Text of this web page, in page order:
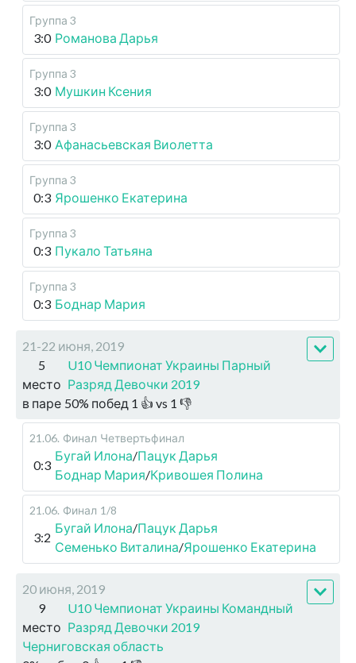
Группа 3
3:0 Романова Дарья
Группа 3
3:0 Мушкин Ксения
Группа 3
3:0 Афанасьевская Виолетта
Группа 3
0:3 Ярошенко Екатерина
Группа 3
0:3 Пукало Татьяна
Группа 3
0:3 Боднар Мария
21-22 июня, 2019
5
место
U10 Чемпионат Украины Парный
Разряд Девочки 2019
в паре 50% побед 1 👍 vs 1 👎
21.06. Финал Четвертьфинал
0:3
Бугай Илона/Пацук Дарья
Боднар Мария/Кривошея Полина
21.06. Финал 1/8
3:2
Бугай Илона/Пацук Дарья
Семенько Виталина/Ярошенко Екатерина
20 июня, 2019
9
место
U10 Чемпионат Украины Командный
Разряд Девочки 2019
Черниговская область